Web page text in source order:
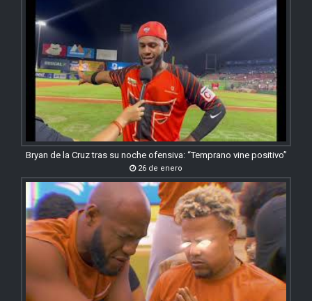
Bryan de la Cruz tras su noche ofensiva: “Temprano vine positivo”
26 de enero